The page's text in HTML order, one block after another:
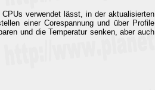
verwendet lässt, in der aktualisierten
einer Corespannung und über Profile
und die Temperatur senken, aber auch